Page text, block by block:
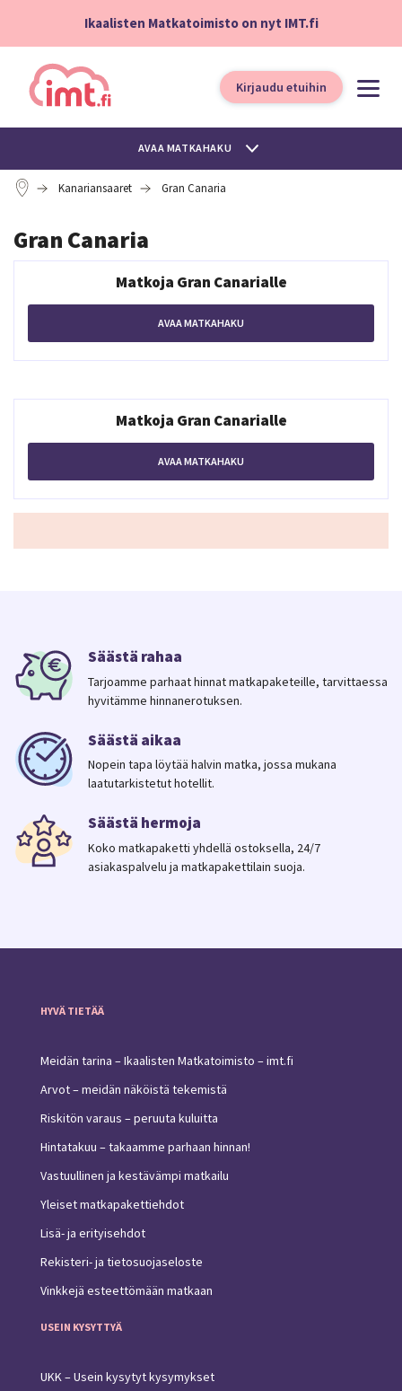
Ikaalisten Matkatoimisto on nyt IMT.fi
Kirjaudu etuihin
AVAA MATKAHAKU
Kanariansaaret Gran Canaria
Gran Canaria
Matkoja Gran Canarialle
AVAA MATKAHAKU
Matkoja Gran Canarialle
AVAA MATKAHAKU
Säästä rahaa
Tarjoamme parhaat hinnat matkapaketeille, tarvittaessa
hyvitämme hinnanerotuksen.
Säästä aikaa
Nopein tapa löytää halvin matka, jossa mukana
laatutarkistetut hotellit.
Säästä hermoja
Koko matkapaketti yhdellä ostoksella, 24/7
asiakaspalvelu ja matkapakettilain suoja.
HYVÄ TIETÄÄ
Meidän tarina – Ikaalisten Matkatoimisto – imt.fi
Arvot – meidän näköistä tekemistä
Riskitön varaus – peruuta kuluitta
Hintatakuu – takaamme parhaan hinnan!
Vastuullinen ja kestävämpi matkailu
Yleiset matkapakettiehdot
Lisä- ja erityisehdot
Rekisteri- ja tietosuojaseloste
Vinkkejä esteettömään matkaan
USEIN KYSYTTYÄ
UKK – Usein kysytyt kysymykset